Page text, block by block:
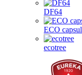
DF64
ECO
ecotree